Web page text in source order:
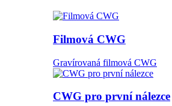
Filmová CWG
Gravírovaná filmová CWG
CWG pro první nálezce